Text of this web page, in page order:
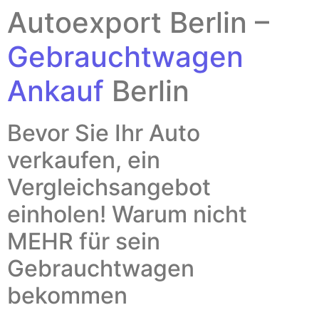
Autoexport Berlin –
Gebrauchtwagen
Ankauf Berlin
Bevor Sie Ihr Auto
verkaufen, ein
Vergleichsangebot
einholen! Warum nicht
MEHR für sein
Gebrauchtwagen
bekommen